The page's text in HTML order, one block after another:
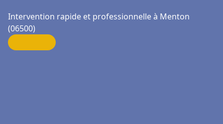
Intervention rapide et professionnelle à Menton
(06500)